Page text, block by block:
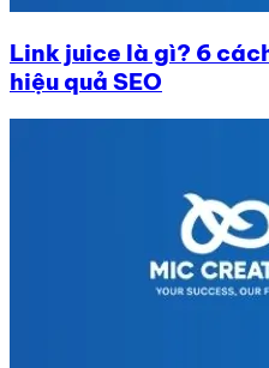
Link juice là gì? 6
hiệu quả SEO